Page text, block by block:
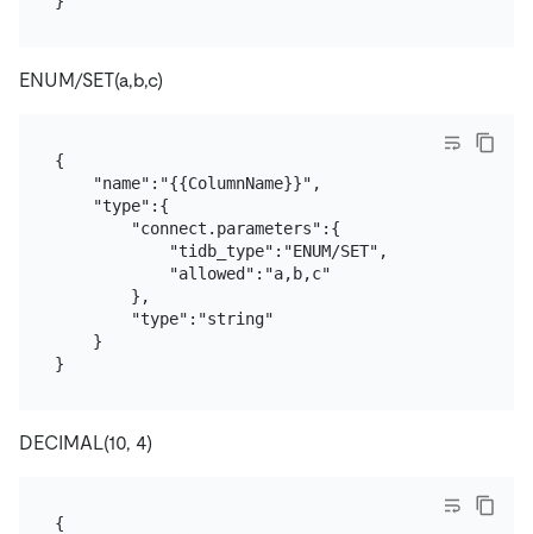
ENUM/SET(a,b,c)
{
    "name":"{{ColumnName}}",
    "type":{
        "connect.parameters":{
            "tidb_type":"ENUM/SET",
            "allowed":"a,b,c"
        },
        "type":"string"
    }
DECIMAL(10, 4)
{